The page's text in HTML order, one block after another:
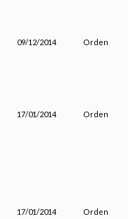
09/12/2014 Orden
17/01/2014 Orden
17/01/2014 Orden